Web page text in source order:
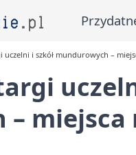
uczelni i szkół mundurowych –
miejsca